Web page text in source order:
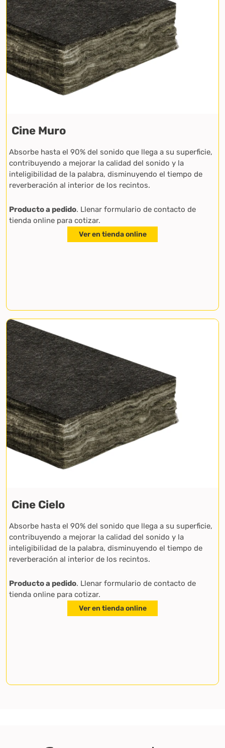
Cine Muro
Absorbe hasta el 90% del sonido que llega a su superficie,
contribuyendo a mejorar la calidad del sonido y la
inteligibilidad de la palabra, disminuyendo el tiempo de
reverberación al interior de los recintos.
Producto a pedido. Llenar formulario de contacto de
tienda online para cotizar.
Ver en tienda online
Cine Cielo
Absorbe hasta el 90% del sonido que llega a su superficie,
contribuyendo a mejorar la calidad del sonido y la
inteligibilidad de la palabra, disminuyendo el tiempo de
reverberación al interior de los recintos.
Producto a pedido. Llenar formulario de contacto de
tienda online para cotizar.
Ver en tienda online